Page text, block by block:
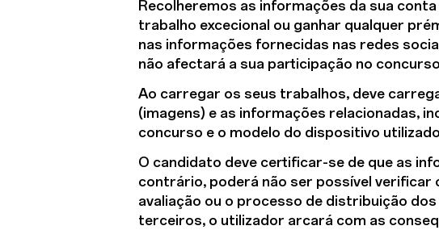
Recolheremos as informações da sua
trabalho excecional ou ganhar qualquer
nas informações fornecidas nas redes
não afectará a sua participação no
Ao carregar os seus trabalhos, deve
(imagens) e as informações relacionadas,
concurso e o modelo do dispositivo
O candidato deve certificar-se de que as
contrário, poderá não ser possível verificar
avaliação ou o processo de distribuição
terceiros, o utilizador arcará com as